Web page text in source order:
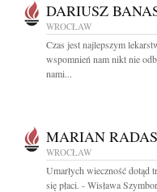
DARIUSZ
WROCŁAW
Czas jest najlepszym
wspomnień nam nikt nie
nami...
MARIAN
WROCŁAW
Umarłych wieczność dotąd
się płaci. - Wisława